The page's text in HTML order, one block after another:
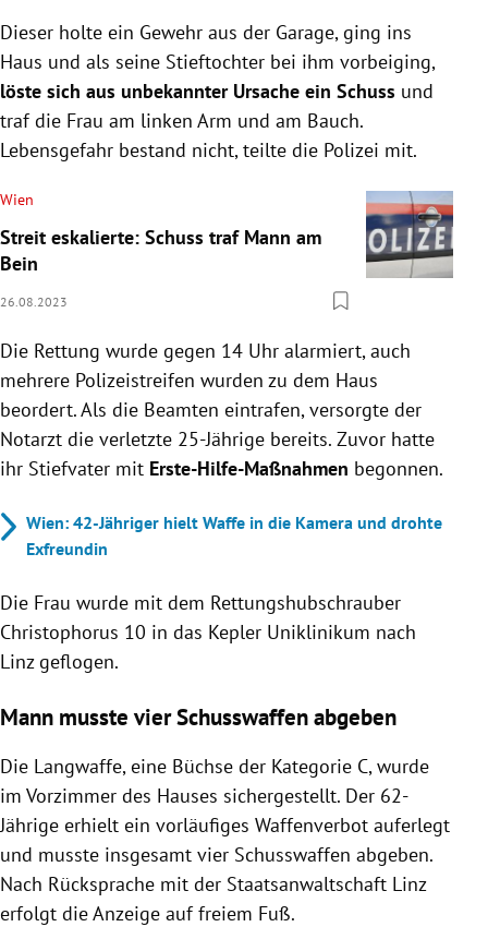
Dieser holte ein Gewehr aus der Garage, ging ins
Haus und als seine Stieftochter bei ihm vorbeiging,
löste sich aus unbekannter Ursache ein Schuss und
traf die Frau am linken Arm und am Bauch.
Lebensgefahr bestand nicht, teilte die Polizei mit.
Wien
Streit eskalierte: Schuss traf Mann am
Bein
26.08.2023
Die Rettung wurde gegen 14 Uhr alarmiert, auch
mehrere Polizeistreifen wurden zu dem Haus
beordert. Als die Beamten eintrafen, versorgte der
Notarzt die verletzte 25-Jährige bereits. Zuvor hatte
ihr Stiefvater mit Erste-Hilfe-Maßnahmen begonnen.
Wien: 42-Jähriger hielt Waffe in die Kamera und drohte
Exfreundin
Die Frau wurde mit dem Rettungshubschrauber
Christophorus 10 in das Kepler Uniklinikum nach
Linz geflogen.
Mann musste vier Schusswaffen abgeben
Die Langwaffe, eine Büchse der Kategorie C, wurde
im Vorzimmer des Hauses sichergestellt. Der 62-
Jährige erhielt ein vorläufiges Waffenverbot auferlegt
und musste insgesamt vier Schusswaffen abgeben.
Nach Rücksprache mit der Staatsanwaltschaft Linz
erfolgt die Anzeige auf freiem Fuß.